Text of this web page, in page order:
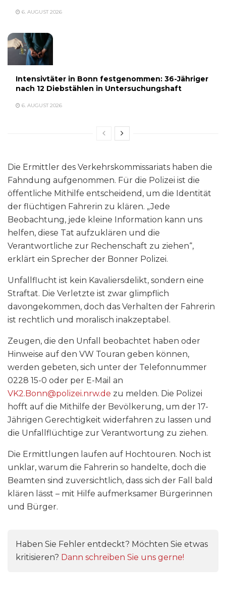
6. AUGUST 2026
Intensivtäter in Bonn festgenommen: 36-Jähriger
nach 12 Diebstählen in Untersuchungshaft
6. AUGUST 2026
Die Ermittler des Verkehrskommissariats haben die
Fahndung aufgenommen. Für die Polizei ist die
öffentliche Mithilfe entscheidend, um die Identität
der flüchtigen Fahrerin zu klären. „Jede
Beobachtung, jede kleine Information kann uns
helfen, diese Tat aufzuklären und die
Verantwortliche zur Rechenschaft zu ziehen“,
erklärt ein Sprecher der Bonner Polizei.
Unfallflucht ist kein Kavaliersdelikt, sondern eine
Straftat. Die Verletzte ist zwar glimpflich
davongekommen, doch das Verhalten der Fahrerin
ist rechtlich und moralisch inakzeptabel.
Zeugen, die den Unfall beobachtet haben oder
Hinweise auf den VW Touran geben können,
werden gebeten, sich unter der Telefonnummer
0228 15-0 oder per E-Mail an
VK2.Bonn@polizei.nrw.de zu melden. Die Polizei
hofft auf die Mithilfe der Bevölkerung, um der 17-
Jährigen Gerechtigkeit widerfahren zu lassen und
die Unfallflüchtige zur Verantwortung zu ziehen.
Die Ermittlungen laufen auf Hochtouren. Noch ist
unklar, warum die Fahrerin so handelte, doch die
Beamten sind zuversichtlich, dass sich der Fall bald
klären lässt – mit Hilfe aufmerksamer Bürgerinnen
und Bürger.
Haben Sie Fehler entdeckt? Möchten Sie etwas
kritisieren? Dann schreiben Sie uns gerne!